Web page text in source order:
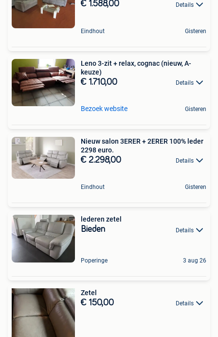
€ 1.588,00 Details
Eindhout Gisteren
Leno 3-zit + relax, cognac (nieuw, A-
keuze)
€ 1.710,00 Details
Bezoek website Gisteren
Nieuw salon 3ERER + 2ERER 100% leder
2298 euro.
€ 2.298,00 Details
Eindhout Gisteren
lederen zetel
Bieden Details
Poperinge 3 aug 26
Zetel
€ 150,00 Details